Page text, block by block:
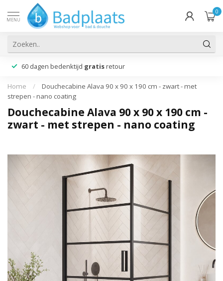
MENU
0
60 dagen bedenktijd gratis retour
Home /
Douchecabine Alava 90 x 90 x 190 cm - zwart - met
strepen - nano coating
Douchecabine Alava 90 x 90 x 190 cm -
zwart - met strepen - nano coating